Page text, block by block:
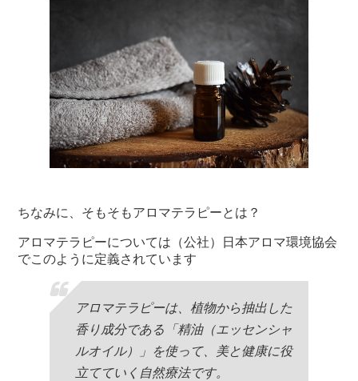
ちなみに、そもそもアロマテラピーとは？
アロマテラピーについては（公社）日本アロマ環境協会
でこのように定義されています
アロマテラピーは、植物から抽出した
香り成分である「精油（エッセンシャ
ルオイル）」を使って、美と健康に役
立てていく自然療法です。